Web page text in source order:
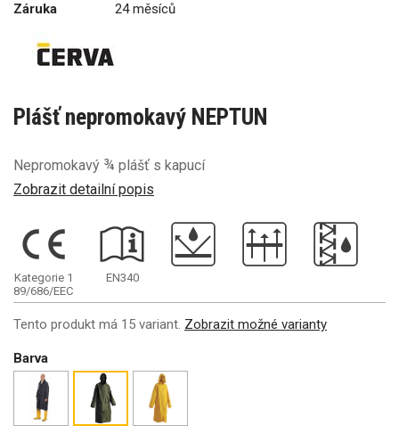
Záruka
24 měsíců
Plášť nepromokavý NEPTUN
Nepromokavý ¾ plášť s kapucí
Zobrazit detailní popis
Kategorie 1
89/686/EEC
EN340
Tento produkt má 15 variant. Zobrazit možné varianty
Barva